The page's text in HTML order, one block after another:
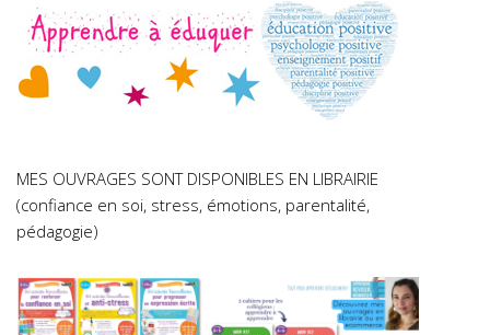
MES OUVRAGES SONT DISPONIBLES EN LIBRAIRIE
(confiance en soi, stress, émotions, parentalité,
pédagogie)